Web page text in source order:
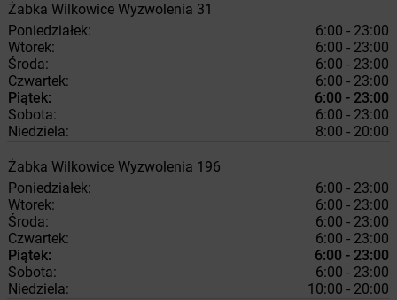
Żabka Wilkowice Wyzwolenia 31
Poniedziałek:
6:00 - 23:00
Wtorek:
6:00 - 23:00
Środa:
6:00 - 23:00
Czwartek:
6:00 - 23:00
Piątek:
6:00 - 23:00
Sobota:
6:00 - 23:00
Niedziela:
8:00 - 20:00
Żabka Wilkowice Wyzwolenia 196
Poniedziałek:
6:00 - 23:00
Wtorek:
6:00 - 23:00
Środa:
6:00 - 23:00
Czwartek:
6:00 - 23:00
Piątek:
6:00 - 23:00
Sobota:
6:00 - 23:00
Niedziela:
10:00 - 20:00